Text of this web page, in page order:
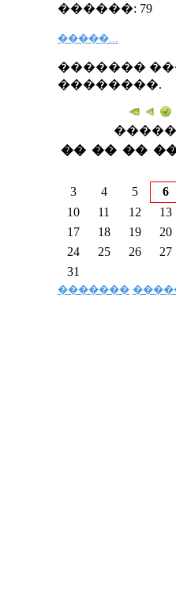
������: 79
�����...
�������
��������.
�� �� ��
3
4 5 6
10
11 12 13
17
18 19 20
24
25 26 27
31
�������